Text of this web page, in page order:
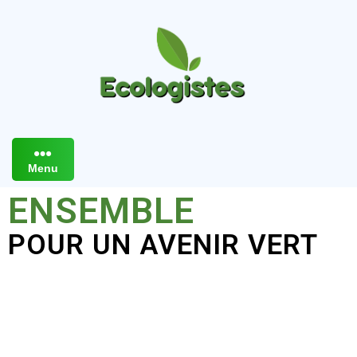
Menu
ENSEMBLE
POUR UN AVENIR VERT